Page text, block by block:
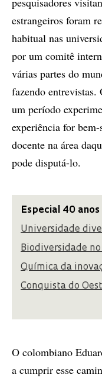
estrangeiros foram
habitual nas
por um comitê
várias partes do
fazendo entrevistas.
um período
experiência for
docente na área
pode disputá-lo.
Especial 40 anos
Universidade
Biodiversidade
Química da
Conquista do
O colombiano
a cumprir esse